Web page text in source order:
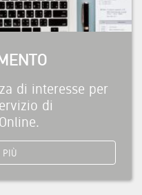
di interesse per
di
PIÙ